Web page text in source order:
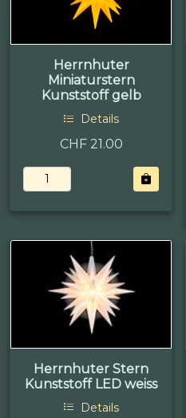
Herrnhuter
Miniaturstern
Kunststoff gelb
Details
CHF 21.00
Herrnhuter Stern
Kunststoff LED weiss
Details